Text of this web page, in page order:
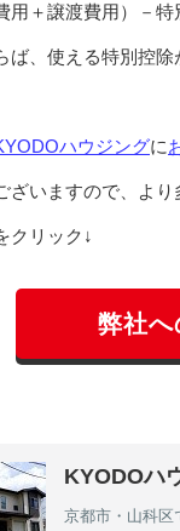
＋譲渡費用）－特
ば、使える特別控
ハウジングに
いますので、よ
クリック↓
弊社へ
KYODOハ
京都市・山科区